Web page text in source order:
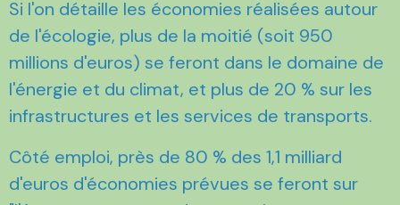
Si l'on détaille les économies réalisées autour
de l'écologie, plus de la moitié (soit 950
millions d'euros) se feront dans le domaine de
l'énergie et du climat, et plus de 20 % sur les
infrastructures et les services de transports.
Côté emploi, près de 80 % des 1,1 milliard
d'euros d'économies prévues se feront sur